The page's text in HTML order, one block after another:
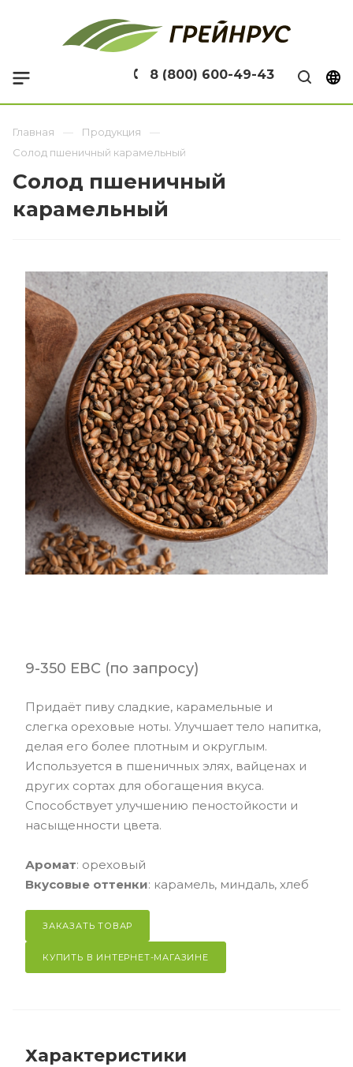
8 (800) 600-49-43
Главная
Продукция
Солод пшеничный карамельный
Солод пшеничный
карамельный
9-350 EBC (по запросу)
Придаёт пиву сладкие, карамельные и
слегка ореховые ноты. Улучшает тело напитка,
делая его более плотным и округлым.
Используется в пшеничных элях, вайценах и
других сортах для обогащения вкуса.
Способствует улучшению пеностойкости и
насыщенности цвета.
Аромат: ореховый
Вкусовые оттенки: карамель, миндаль, хлеб
ЗАКАЗАТЬ ТОВАР
КУПИТЬ В ИНТЕРНЕТ-МАГАЗИНЕ
Характеристики